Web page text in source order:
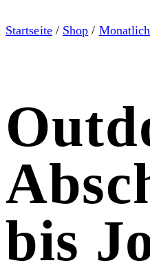
Startseite/ Shop /
bis